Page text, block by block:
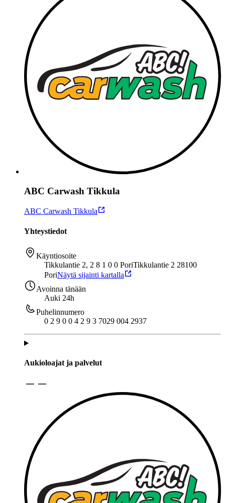
ABC Carwash Tikkula
ABC Carwash Tikkula
Yhteystiedot
Käyntiosoite
Tikkulantie 2, 2 8 1 0 0 PoriTikkulantie 2 28100
PoriNäytä sijainti kartalla
Avoinna tänään
Auki 24h
Puhelinnumero
0 2 9 0 0 4 2 9 3 7029 004 2937
Aukioloajat ja palvelut